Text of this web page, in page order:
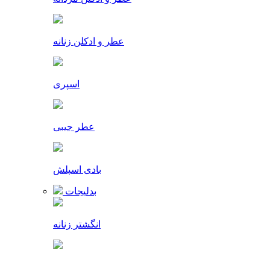
عطر و ادکلن زنانه
اسپری
عطر جیبی
بادی اسپلش
بدلیجات
انگشتر زنانه